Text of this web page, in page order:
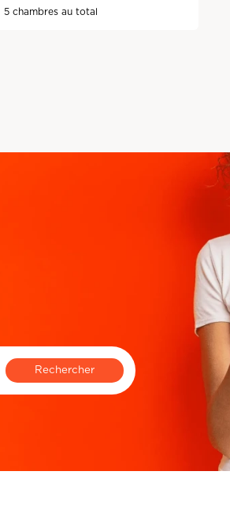
5 chambres au total